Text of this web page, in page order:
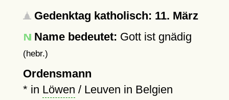
Gedenktag katholisch: 11. März
Name bedeutet: Gott ist gnädig
(hebr.)
Ordensmann
* in Löwen / Leuven in Belgien